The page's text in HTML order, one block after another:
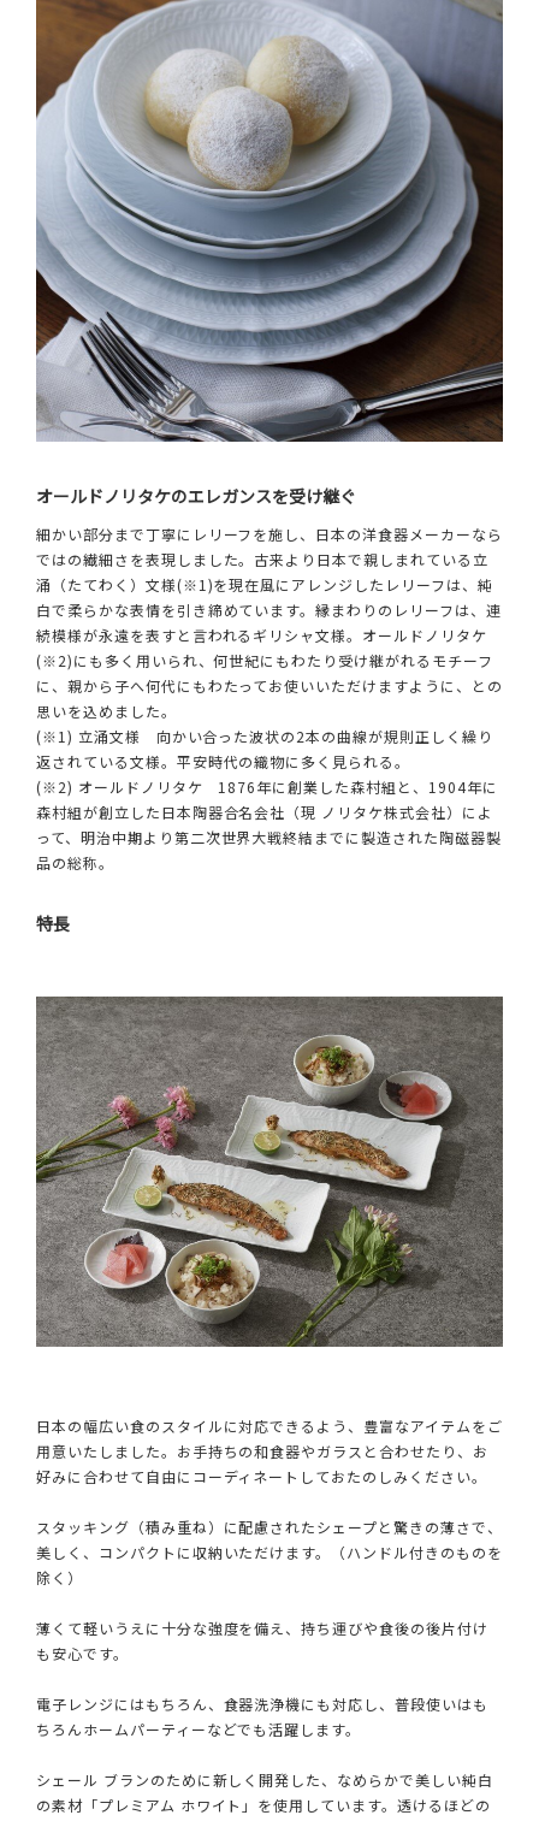
オールドノリタケのエレガンスを受け継ぐ
細かい部分まで丁寧にレリーフを施し、日本の洋食器メーカーなら
ではの繊細さを表現しました。古来より日本で親しまれている立
涌（たてわく）文様(※1)を現在風にアレンジしたレリーフは、純
白で柔らかな表情を引き締めています。縁まわりのレリーフは、連
続模様が永遠を表すと言われるギリシャ文様。オールドノリタケ
(※2)にも多く用いられ、何世紀にもわたり受け継がれるモチーフ
に、親から子へ何代にもわたってお使いいただけますように、との
思いを込めました。
(※1) 立涌文様 向かい合った波状の2本の曲線が規則正しく繰り
返されている文様。平安時代の織物に多く見られる。
(※2) オールドノリタケ 1876年に創業した森村組と、1904年に
森村組が創立した日本陶器合名会社（現 ノリタケ株式会社）によ
って、明治中期より第二次世界大戦終結までに製造された陶磁器製
品の総称。
特長
日本の幅広い食のスタイルに対応できるよう、豊富なアイテムをご
用意いたしました。お手持ちの和食器やガラスと合わせたり、お
好みに合わせて自由にコーディネートしておたのしみください。
スタッキング（積み重ね）に配慮されたシェープと驚きの薄さで、
美しく、コンパクトに収納いただけます。（ハンドル付きのものを
除く）
薄くて軽いうえに十分な強度を備え、持ち運びや食後の後片付け
も安心です。
電子レンジにはもちろん、食器洗浄機にも対応し、普段使いはも
ちろんホームパーティーなどでも活躍します。
シェール ブランのために新しく開発した、なめらかで美しい純白
の素材「プレミアム ホワイト」を使用しています。透けるほどの